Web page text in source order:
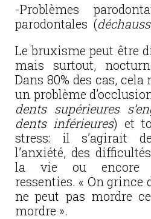
-Problèmes
parodontales (
Le bruxisme peut être
mais surtout,
Dans 80% des cas, cela
un problème
dents supérieures
dents inférieures) et
stress: il s’agirait
l’anxiété, des
la vie ou encore
ressenties. « On grince
ne peut pas mordre
mordre ».